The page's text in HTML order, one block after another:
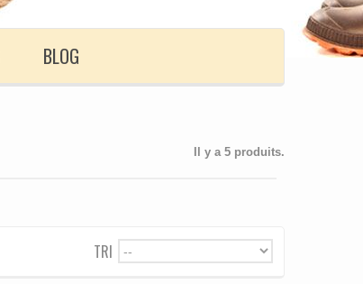
BLOG
Il y a 5 produits.
TRI --